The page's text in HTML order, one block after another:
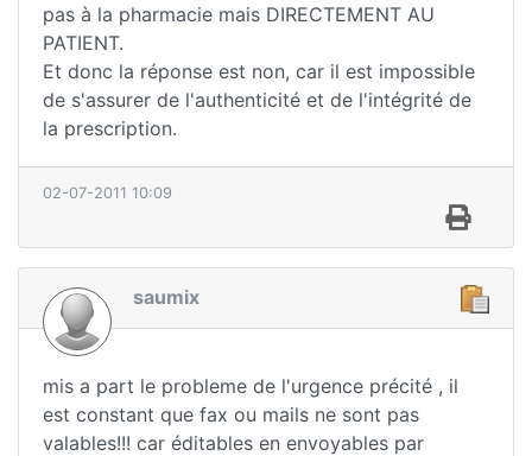
pas à la pharmacie mais DIRECTEMENT AU
PATIENT.
Et donc la réponse est non, car il est impossible
de s'assurer de l'authenticité et de l'intégrité de
la prescription.
02-07-2011 10:09
saumix
mis a part le probleme de l'urgence précité , il
est constant que fax ou mails ne sont pas
valables!!! car éditables en envoyables par